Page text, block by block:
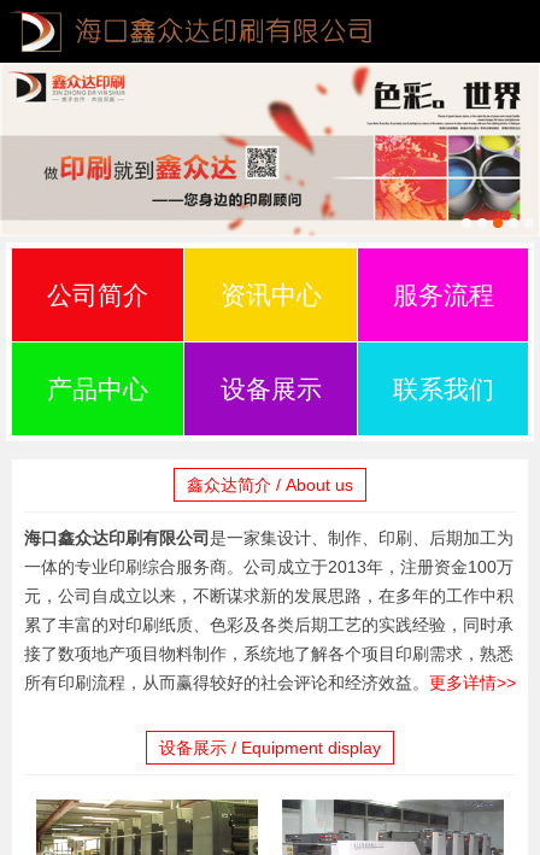
公司简介 资讯中心 服务流程
产品中心 设备展示 联系我们
鑫众达简介 / About us
海口鑫众达印刷有限公司是一家集设计、制作、印刷、后期加工为
一体的专业印刷综合服务商。公司成立于2013年，注册资金100万
元，公司自成立以来，不断谋求新的发展思路，在多年的工作中积
累了丰富的对印刷纸质、色彩及各类后期工艺的实践经验，同时承
接了数项地产项目物料制作，系统地了解各个项目印刷需求，熟悉
所有印刷流程，从而赢得较好的社会评论和经济效益。 更多详情>>
设备展示 / Equipment display